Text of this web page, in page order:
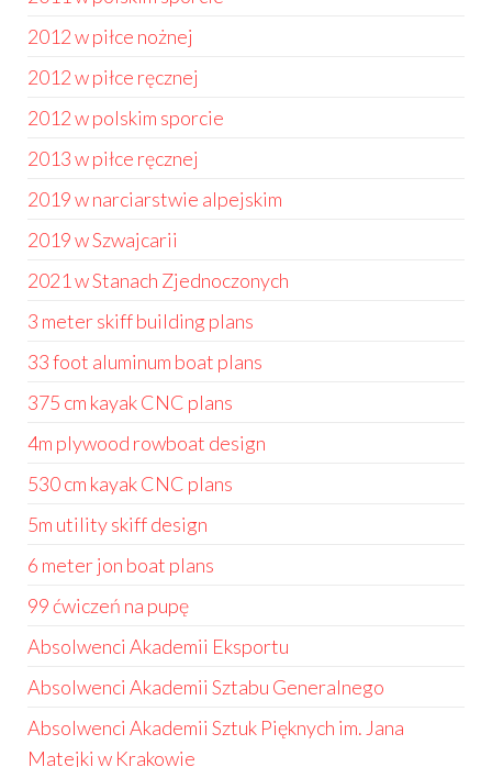
2012 w piłce nożnej
2012 w piłce ręcznej
2012 w polskim sporcie
2013 w piłce ręcznej
2019 w narciarstwie alpejskim
2019 w Szwajcarii
2021 w Stanach Zjednoczonych
3 meter skiff building plans
33 foot aluminum boat plans
375 cm kayak CNC plans
4m plywood rowboat design
530 cm kayak CNC plans
5m utility skiff design
6 meter jon boat plans
99 ćwiczeń na pupę
Absolwenci Akademii Eksportu
Absolwenci Akademii Sztabu Generalnego
Absolwenci Akademii Sztuk Pięknych im. Jana
Matejki w Krakowie